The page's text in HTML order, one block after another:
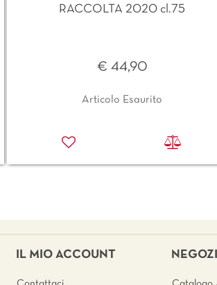
RACCOLTA 2020 cl.75
€ 44,90
Articolo Esaurito
IL MIO ACCOUNT